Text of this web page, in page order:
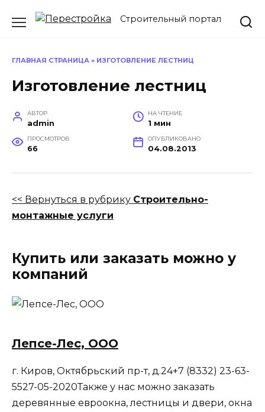
Строительный портал
ГЛАВНАЯ СТРАНИЦА » ИЗГОТОВЛЕНИЕ ЛЕСТНИЦ
Изготовление лестниц
АВТОР
admin
НА ЧТЕНИЕ
1 мин
ПРОСМОТРОВ
66
ОПУБЛИКОВАНО
04.08.2013
<< Вернуться в рубрику Строительно-
монтажные услуги
Купить или заказать можно у
компаний
Лепсе-Лес, ООО
г. Киров, Октябрьский пр-т, д.24+7 (8332) 23-63-
5527-05-2020Также у нас можно заказать
деревянные евроокна, лестницы и двери, окна